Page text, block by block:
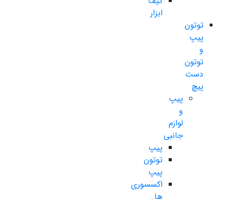
ابزار
توتون
پیپ
و
توتون
دست
پیچ
پیپ
و
لوازم
جانبی
پیپ
توتون
پیپ
اکسسوری